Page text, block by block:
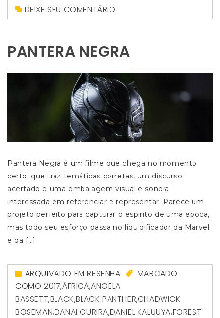
DEIXE SEU COMENTÁRIO
PANTERA NEGRA
Pantera Negra é um filme que chega no momento
certo, que traz temáticas corretas, um discurso
acertado e uma embalagem visual e sonora
interessada em referenciar e representar. Parece um
projeto perfeito para capturar o espírito de uma época,
mas todo seu esforço passa no liquidificador da Marvel
e da […]
ARQUIVADO EMRESENHA
MARCADO
COMO 2017,ÁFRICA,ANGELA
BASSETT,BLACK,BLACK PANTHER,CHADWICK
BOSEMAN,DANAI GURIRA,DANIEL KALUUYA,FOREST